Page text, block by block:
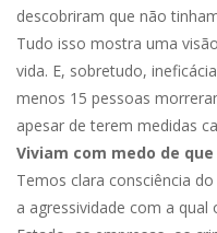
descobriram que não
Tudo isso mostra uma
vida. E, sobretudo,
menos 15 pessoas
apesar de terem medidas
Viviam com medo de
Temos clara consciência
a agressividade com a